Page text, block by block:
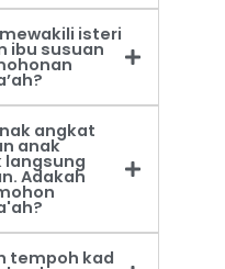
isteri
ibu susuan
angkat
anak
Adakah
tempoh kad